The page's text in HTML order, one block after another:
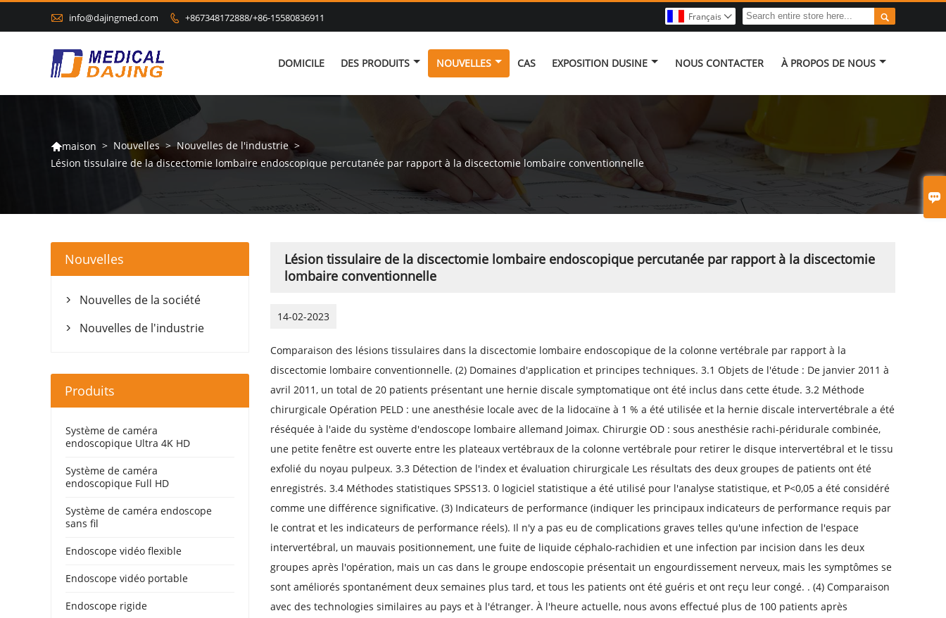

 info@dajingmed.com  +867348172888/+86-15580836911 
Français 
DOMICILE DES PRODUITS NOUVELLES CAS EXPOSITION DUSINE NOUS CONTACTER À PROPOS DE NOUS
maison > Nouvelles > Nouvelles de l'industrie >
Lésion tissulaire de la discectomie lombaire endoscopique percutanée par rapport à la discectomie lombaire conventionnelle
Lésion tissulaire de la discectomie lombaire endoscopique percutanée par rapport à la discectomie
lombaire conventionnelle
14-02-2023
Comparaison des lésions tissulaires dans la discectomie lombaire endoscopique de la colonne vertébrale par rapport à la
discectomie lombaire conventionnelle. (2) Domaines d'application et principes techniques. 3.1 Objets de l'étude : De janvier 2011 à
avril 2011, un total de 20 patients présentant une hernie discale symptomatique ont été inclus dans cette étude. 3.2 Méthode
chirurgicale Opération PELD : une anesthésie locale avec de la lidocaïne à 1 % a été utilisée et la hernie discale intervertébrale a été
réséquée à l'aide du système d'endoscope lombaire allemand Joimax. Chirurgie OD : sous anesthésie rachi-péridurale combinée,
une petite fenêtre est ouverte entre les plateaux vertébraux de la colonne vertébrale pour retirer le disque intervertébral et le tissu
exfolié du noyau pulpeux. 3.3 Détection de l'index et évaluation chirurgicale Les résultats des deux groupes de patients ont été
enregistrés. 3.4 Méthodes statistiques SPSS13. 0 logiciel statistique a été utilisé pour l'analyse statistique, et P<0,05 a été considéré
comme une différence significative. (3) Indicateurs de performance (indiquer les principaux indicateurs de performance requis par
le contrat et les indicateurs de performance réels). Il n'y a pas eu de complications graves telles qu'une infection de l'espace
intervertébral, un mauvais positionnement, une fuite de liquide céphalo-rachidien et une infection par incision dans les deux
groupes après l'opération, mais un cas dans le groupe endoscopie présentait un engourdissement nerveux, mais les symptômes se
sont améliorés spontanément deux semaines plus tard, et tous les patients ont été guéris et ont reçu leur congé. . (4) Comparaison
avec des technologies similaires au pays et à l'étranger. À l'heure actuelle, nous avons effectué plus de 100 patients après
Nouvelles
 Nouvelles de la société
 Nouvelles de l'industrie
Produits
Système de caméra
endoscopique Ultra 4K HD
Système de caméra
endoscopique Full HD
Système de caméra endoscope
sans fil
Endoscope vidéo flexible
Endoscope vidéo portable
Endoscope rigide